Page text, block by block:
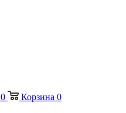
0 Корзина 0